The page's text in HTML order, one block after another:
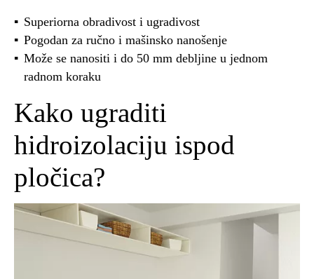
Superiorna obradivost i ugradivost
Pogodan za ručno i mašinsko nanošenje
Može se nanositi i do 50 mm debljine u jednom
radnom koraku
Kako ugraditi
hidroizolaciju ispod
pločica?